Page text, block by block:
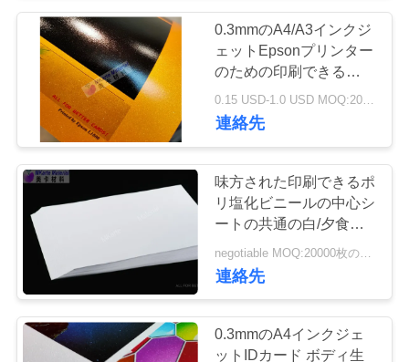
た
に
0.3mmのA4/A3インクジ
ェットEpsonプリンター
のための印刷できるポリ
塩化ビニール シート
0.15 USD-1.0 USD MOQ:20000枚のシート
連絡先
味方された印刷できるポ
リ塩化ビニールの中心シ
ートの共通の白/夕食の
白色を選抜して下さい
連絡先
0.3mmのA4インクジェ
ットIDカード ボディ生